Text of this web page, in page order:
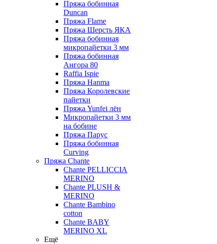
Пряжа бобинная
Duncan
Пряжа Flame
Пряжа Шерсть ЯКА
Пряжа бобинная
микропайетки 3 мм
Пряжа бобинная
Ангора 80
Raffia Ispie
Пряжа Hanma
Пряжа Королевские
пайетки
Пряжа Yunfei лён
Микропайетки 3 мм
на бобине
Пряжа Парус
Пряжа бобинная
Curving
Пряжа Chante
Chante PELLICCIA
MERINO
Chante PLUSH &
MERINO
Chante Bambino
cotton
Chante BABY
MERINO XL
Ещё